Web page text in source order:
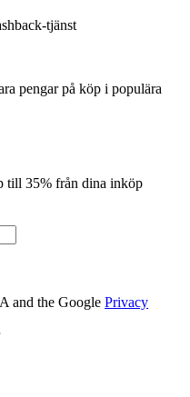
tjänst
pengar på köp i populära
till 35% från dina inköp
and the Google Privacy